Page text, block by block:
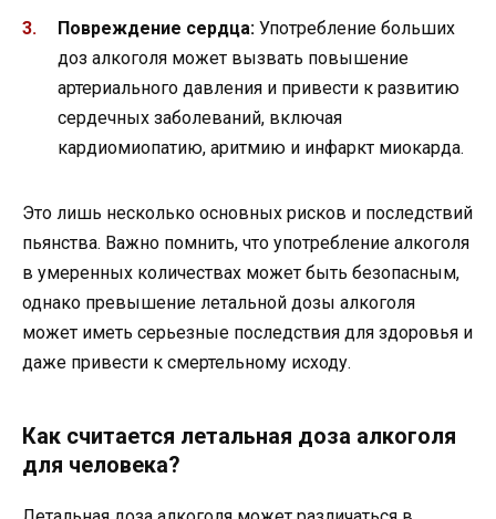
Повреждение сердца: Употребление больших
доз алкоголя может вызвать повышение
артериального давления и привести к развитию
сердечных заболеваний, включая
кардиомиопатию, аритмию и инфаркт миокарда.
Это лишь несколько основных рисков и последствий
пьянства. Важно помнить, что употребление алкоголя
в умеренных количествах может быть безопасным,
однако превышение летальной дозы алкоголя
может иметь серьезные последствия для здоровья и
даже привести к смертельному исходу.
Как считается летальная доза алкоголя
для человека?